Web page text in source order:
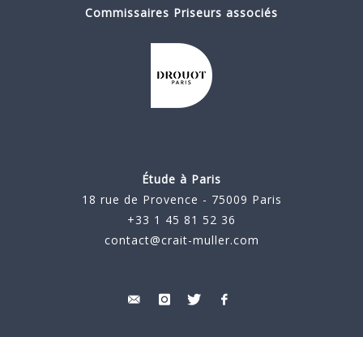
Commissaires Priseurs associés
Étude à Paris
18 rue de Provence - 75009 Paris
+33 1 45 81 52 36
contact@crait-muller.com